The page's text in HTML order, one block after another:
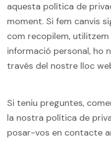
aquesta política de
moment. Si fem canvis
com recopilem,
informació personal, ho
través del nostre lloc
Si teniu preguntes,
la nostra política de
posar-vos en contacte